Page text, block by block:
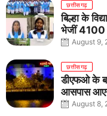
छत्तीसगढ़
बिल्हा के
भेजीं 4100
राष्ट्रीय
August 9,
छत्तीसगढ़
डीएफओ के
आसपास
August 8,